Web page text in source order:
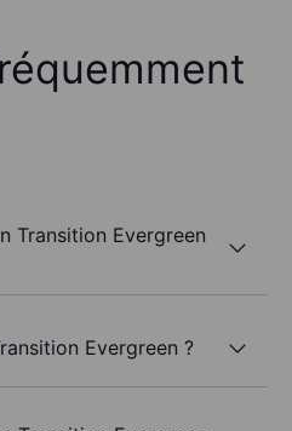
Transition Evergreen
Evergreen ?